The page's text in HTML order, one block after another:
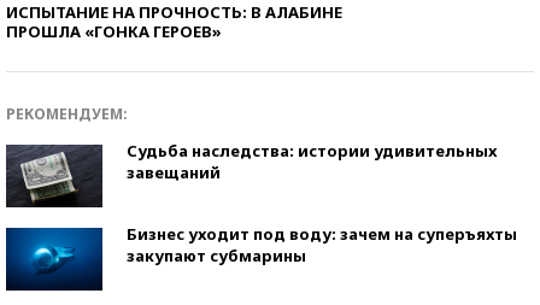
ИСПЫТАНИЕ НА ПРОЧНОСТЬ: В АЛАБИНЕ
ПРОШЛА «ГОНКА ГЕРОЕВ»
РЕКОМЕНДУЕМ:
Судьба наследства: истории удивительных
завещаний
Бизнес уходит под воду: зачем на суперъяхты
закупают субмарины